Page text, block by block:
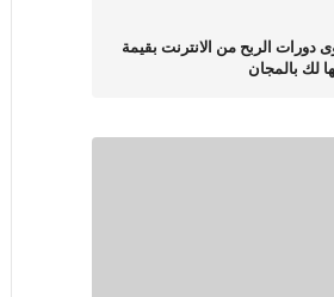
دورات الربح من الانترنت بقيمة